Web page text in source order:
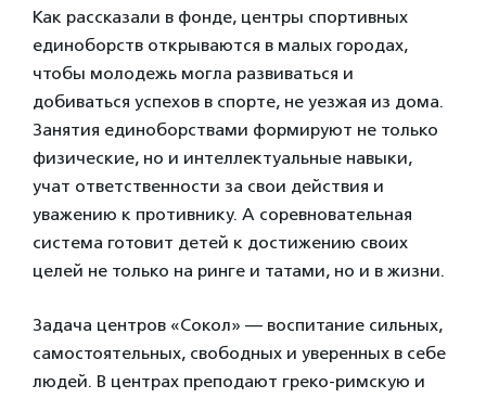
Как рассказали в фонде, центры спортивных
единоборств открываются в малых городах,
чтобы молодежь могла развиваться и
добиваться успехов в спорте, не уезжая из дома.
Занятия единоборствами формируют не только
физические, но и интеллектуальные навыки,
учат ответственности за свои действия и
уважению к противнику. А соревновательная
система готовит детей к достижению своих
целей не только на ринге и татами, но и в жизни.
Задача центров «Сокол» — воспитание сильных,
самостоятельных, свободных и уверенных в себе
людей. В центрах преподают греко-римскую и